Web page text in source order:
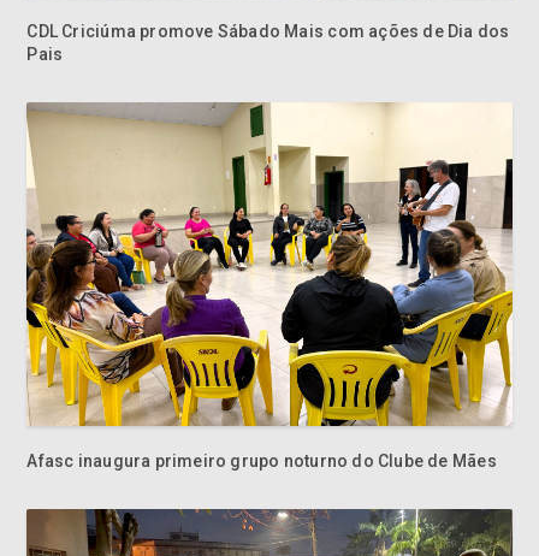
CDL Criciúma promove Sábado Mais com ações de Dia dos
Pais
Afasc inaugura primeiro grupo noturno do Clube de Mães